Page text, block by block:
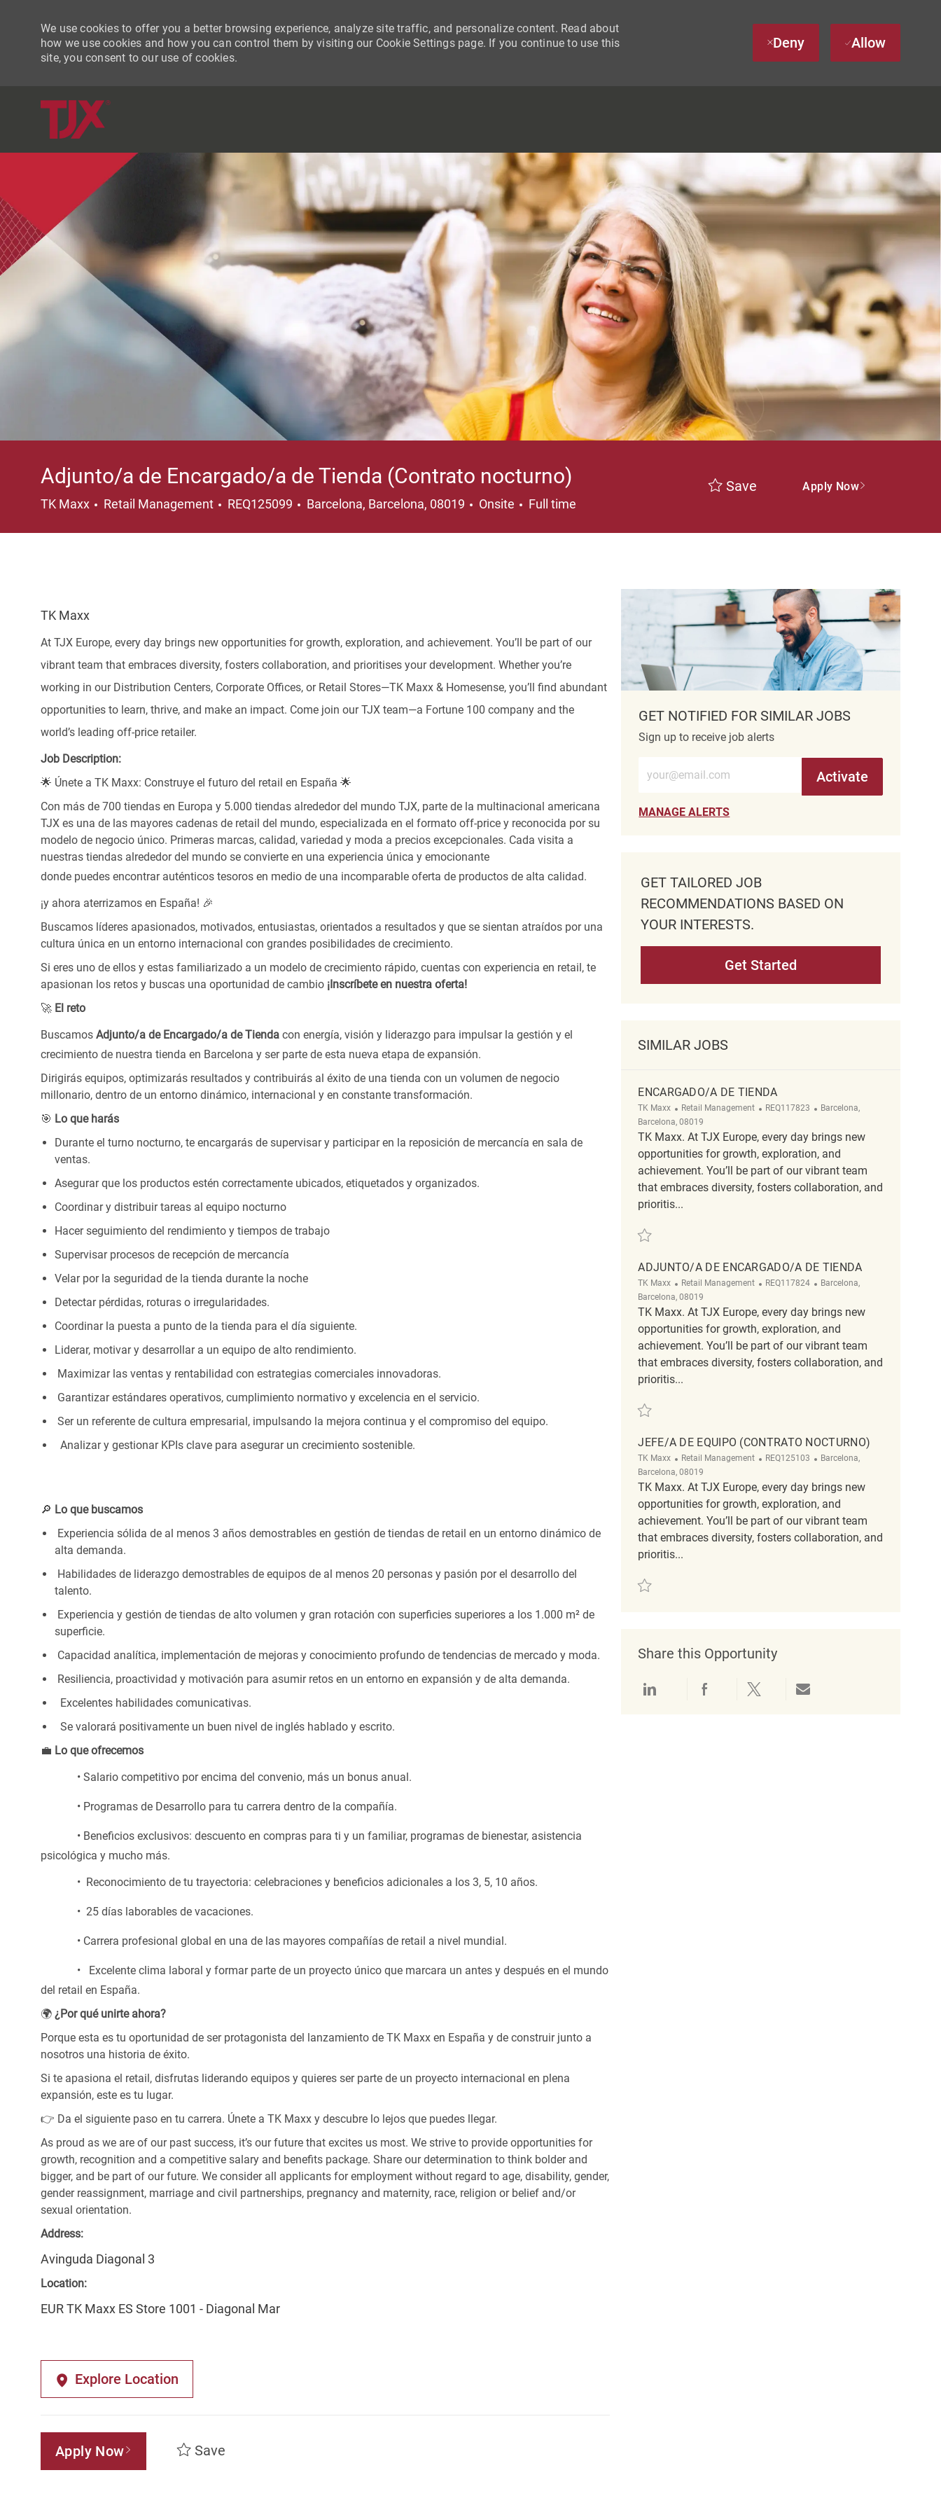
We use cookies to offer you a better browsing experience, analyze site traffic, and personalize content. Read about
how we use cookies and how you can control them by visiting our Cookie Settings page. If you continue to use this
site, you consent to our use of cookies.
Deny Allow
Adjunto/a de Encargado/a de Tienda (Contrato nocturno)
TK Maxx Category
Retail Management REQ125099 Location
Barcelona, Barcelona, 08019 Onsite Job Type
Full time
Save Apply Now
TK Maxx
At TJX Europe, every day brings new opportunities for growth, exploration, and achievement. You’ll be part of our
vibrant team that embraces diversity, fosters collaboration, and prioritises your development. Whether you’re
working in our Distribution Centers, Corporate Offices, or Retail Stores—TK Maxx & Homesense, you’ll find abundant
opportunities to learn, thrive, and make an impact. Come join our TJX team—a Fortune 100 company and the
world’s leading off-price retailer.
Job Description:
🌟 Únete a TK Maxx: Construye el futuro del retail en España 🌟
Con más de 700 tiendas en Europa y 5.000 tiendas alrededor del mundo TJX, parte de la multinacional americana
TJX es una de las mayores cadenas de retail del mundo, especializada en el formato off-price y reconocida por su
modelo de negocio único. Primeras marcas, calidad, variedad y moda a precios excepcionales. Cada visita a
nuestras tiendas alrededor del mundo se convierte en una experiencia única y emocionante
donde puedes encontrarauténticos tesoros en medio de una incomparable oferta de productos de alta calidad.
¡y ahora aterrizamos en España! 🎉
Buscamos líderes apasionados, motivados, entusiastas, orientados a resultados y que se sientan atraídos por una
cultura única en un entorno internacional con grandes posibilidades de crecimiento.
Si eres uno de ellos y estas familiarizado a un modelo de crecimiento rápido, cuentas con experiencia en retail, te
apasionan los retos y buscas una oportunidad de cambio ¡Inscríbete en nuestra oferta!
🚀 El reto
Buscamos Adjunto/a de Encargado/a de Tienda con energía, visión y liderazgo para impulsar la gestión y el
crecimiento de nuestra tienda en Barcelona y ser parte de esta nueva etapa de expansión.
Dirigirás equipos, optimizarás resultados y contribuirás al éxito de una tienda con un volumen de negocio
millonario, dentro de un entorno dinámico, internacional y en constante transformación.
🎯 Lo que harás
Durante el turno nocturno, te encargarás de supervisar y participar en la reposición de mercancía en sala de
ventas.
Asegurar que los productos estén correctamente ubicados, etiquetados y organizados.
Coordinar y distribuir tareas al equipo nocturno
Hacer seguimiento del rendimiento y tiempos de trabajo
Supervisar procesos de recepción de mercancía
Velar por la seguridad de la tienda durante la noche
Detectar pérdidas, roturas o irregularidades.
Coordinar la puesta a punto de la tienda para el día siguiente.
Liderar, motivar y desarrollar a un equipo de alto rendimiento.
Maximizar las ventas y rentabilidad con estrategias comerciales innovadoras.
Garantizar estándares operativos, cumplimiento normativo y excelencia en el servicio.
Ser un referente de cultura empresarial, impulsando la mejora continua y el compromiso del equipo.
Analizar y gestionar KPIs clave para asegurar un crecimiento sostenible.
🔎 Lo que buscamos
Experiencia sólida de al menos 3 años demostrables en gestión de tiendas de retail en un entorno dinámico de
alta demanda.
Habilidades de liderazgo demostrables de equipos de al menos 20 personas y pasión por el desarrollo del
talento.
Experiencia y gestión de tiendas de alto volumen y gran rotación con superficies superiores a los 1.000 m² de
superficie.
Capacidad analítica, implementación de mejoras y conocimiento profundo de tendencias de mercado y moda.
Resiliencia, proactividad y motivación para asumir retos en un entorno en expansión y de alta demanda.
Excelentes habilidades comunicativas.
Se valorará positivamente un buen nivel de inglés hablado y escrito.
💼 Lo que ofrecemos
• Salario competitivo por encima del convenio, más un bonus anual.
• Programas de Desarrollo para tu carrera dentro de la compañía.
• Beneficios exclusivos: descuento en compras para ti y un familiar, programas de bienestar, asistencia
psicológica y mucho más.
• Reconocimiento de tu trayectoria: celebraciones y beneficios adicionales a los 3, 5, 10 años.
• 25 días laborables de vacaciones.
• Carrera profesional global en una de las mayores compañías de retail a nivel mundial.
• Excelente clima laboral y formar parte de un proyecto único que marcara un antes y después en el mundo
del retail en España.
🌍 ¿Por qué unirte ahora?
Porque esta es tu oportunidad de ser protagonista del lanzamiento de TK Maxx en España y de construir junto a
nosotros una historia de éxito.
Si te apasiona el retail, disfrutas liderando equipos y quieres ser parte de un proyecto internacional en plena
expansión, este es tu lugar.
👉 Da el siguiente paso en tu carrera. Únete a TK Maxx y descubre lo lejos que puedes llegar.
As proud as we are of our past success, it’s our future that excites us most. We strive to provide opportunities for
growth, recognition and a competitive salary and benefits package. Share our determination to think bolder and
bigger, and be part of our future. We consider all applicants for employment without regard to age, disability, gender,
gender reassignment, marriage and civil partnerships, pregnancy and maternity, race, religion or belief and/or
sexual orientation.
Address:
Avinguda Diagonal 3
Location:
EUR TK Maxx ES Store 1001 - Diagonal Mar
Explore Location
Apply Now Save
GET NOTIFIED FOR SIMILAR JOBS
Sign up to receive job alerts
Activate
MANAGE ALERTS
GET TAILORED JOB
RECOMMENDATIONS BASED ON
YOUR INTERESTS.
Get Started
SIMILAR JOBS
ENCARGADO/A DE TIENDA
TK Maxx Category
Retail Management ReqId
REQ117823 Location
Barcelona,
Barcelona, 08019
TK Maxx. At TJX Europe, every day brings new
opportunities for growth, exploration, and
achievement. You’ll be part of our vibrant team
that embraces diversity, fosters collaboration, and
prioritis...
Save Encargado/a de tienda REQ117823
ADJUNTO/A DE ENCARGADO/A DE TIENDA
TK Maxx Category
Retail Management ReqId
REQ117824 Location
Barcelona,
Barcelona, 08019
TK Maxx. At TJX Europe, every day brings new
opportunities for growth, exploration, and
achievement. You’ll be part of our vibrant team
that embraces diversity, fosters collaboration, and
prioritis...
Save Adjunto/a de Encargado/a de Tienda REQ117824
JEFE/A DE EQUIPO (CONTRATO NOCTURNO)
TK Maxx Category
Retail Management ReqId
REQ125103 Location
Barcelona,
Barcelona, 08019
TK Maxx. At TJX Europe, every day brings new
opportunities for growth, exploration, and
achievement. You’ll be part of our vibrant team
that embraces diversity, fosters collaboration, and
prioritis...
Save Jefe/a de equipo (Contrato nocturno) REQ125103
Share this Opportunity
Share via LinkedInShare via Facebook
Share via twitterShare via email